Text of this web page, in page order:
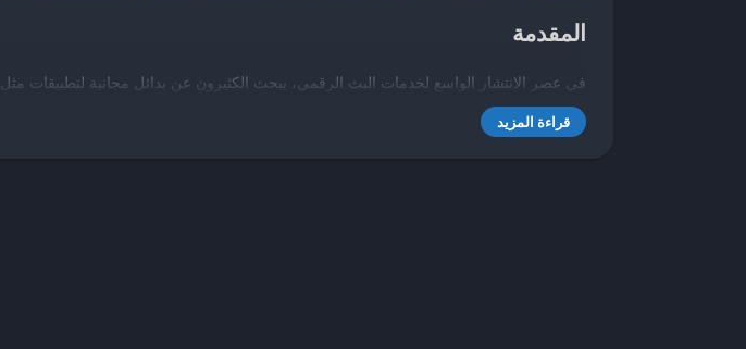
المقدمة
في عصر الانتشار الواسع لخدمات البث الرقمي، يبحث الكثيرون عن بدائل مجانية لتطبيقات مثل
TVيقدم حلاً متكاملاً لمشاهدة
قراءة المزيد